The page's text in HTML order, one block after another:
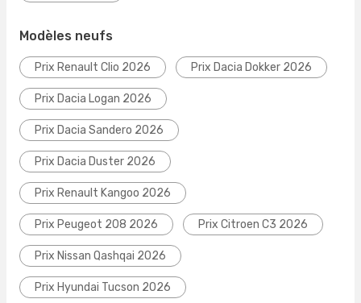
Modèles neufs
Prix Renault Clio 2026 Prix Dacia Dokker 2026
Prix Dacia Logan 2026
Prix Dacia Sandero 2026
Prix Dacia Duster 2026
Prix Renault Kangoo 2026
Prix Peugeot 208 2026 Prix Citroen C3 2026
Prix Nissan Qashqai 2026
Prix Hyundai Tucson 2026